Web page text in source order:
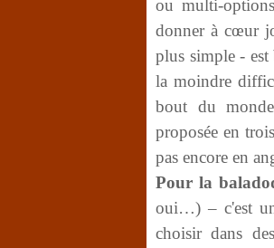
ou multi-
donner à cœur
plus simple -
la moindre
bout du
proposée en
pas encore en
Pour la
oui…) – c'est
choisir dans